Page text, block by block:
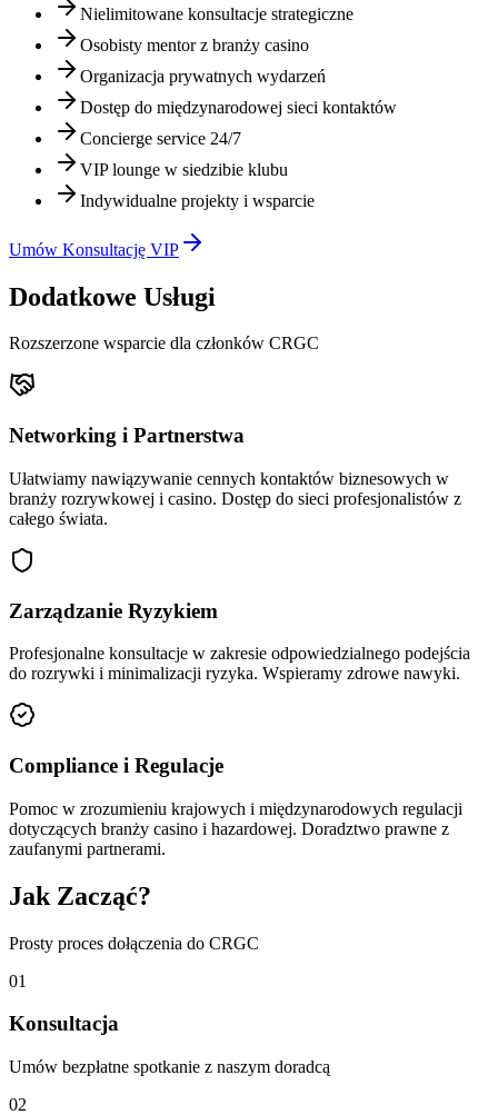
Nielimitowane konsultacje strategiczne
Osobisty mentor z branży casino
Organizacja prywatnych wydarzeń
Dostęp do międzynarodowej sieci kontaktów
Concierge service 24/7
VIP lounge w siedzibie klubu
Indywidualne projekty i wsparcie
Umów Konsultację VIP
Dodatkowe Usługi
Rozszerzone wsparcie dla członków CRGC
Networking i Partnerstwa
Ułatwiamy nawiązywanie cennych kontaktów biznesowych w
branży rozrywkowej i casino. Dostęp do sieci profesjonalistów z
całego świata.
Zarządzanie Ryzykiem
Profesjonalne konsultacje w zakresie odpowiedzialnego podejścia
do rozrywki i minimalizacji ryzyka. Wspieramy zdrowe nawyki.
Compliance i Regulacje
Pomoc w zrozumieniu krajowych i międzynarodowych regulacji
dotyczących branży casino i hazardowej. Doradztwo prawne z
zaufanymi partnerami.
Jak Zacząć?
Prosty proces dołączenia do CRGC
01
Konsultacja
Umów bezpłatne spotkanie z naszym doradcą
02